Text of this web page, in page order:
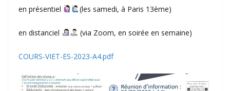
en présentiel (les samedi, à Paris 13ème)
en distanciel (via Zoom, en soirée en semaine)
COURS-VIET-ES-2023-A4.pdf